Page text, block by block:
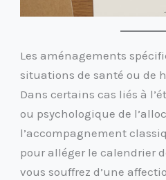
Les aménagements
situations de santé ou de
Dans certains cas liés à
ou psychologique de
l’accompagnement
pour alléger le calendrier
vous souffrez d’une